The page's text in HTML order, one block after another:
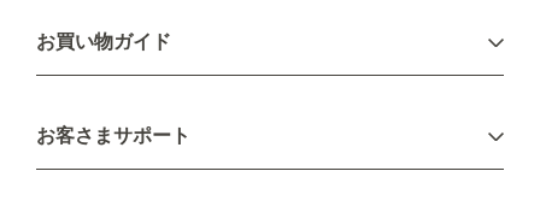
新規会員登録
お買い物ガイド
配送について
不良品・返品について
お客さまサポート